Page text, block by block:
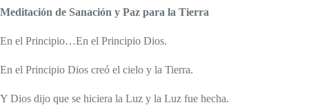
Meditación de Sanación y Paz para la Tierra
En el Principio…En el Principio Dios.
En el Principio Dios creó el cielo y la Tierra.
Y Dios dijo que se hiciera la Luz y la Luz fue hecha.